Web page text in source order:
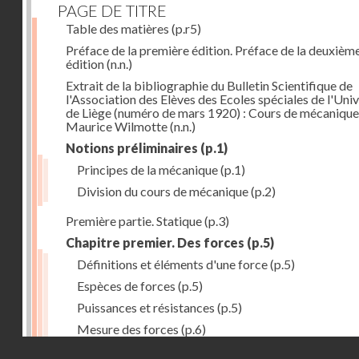
PAGE DE TITRE
Table des matières (p.r5)
Préface de la première édition. Préface de la
édition(n.n.)
Extrait de la bibliographie du Bulletin Scientifique de
l'Association des Elèves des Ecoles spéciales de
de Liège (numéro de mars 1920) : Cours de
Maurice Wilmotte(n.n.)
Notions préliminaires (p.1)
Principes de la mécanique(p.1)
Division du cours de mécanique(p.2)
Première partie. Statique(p.3)
Chapitre premier. Des forces (p.5)
Définitions et éléments d'une force(p.5)
Espèces de forces (p.5)
Puissances et résistances (p.5)
Mesure des forces (p.6)